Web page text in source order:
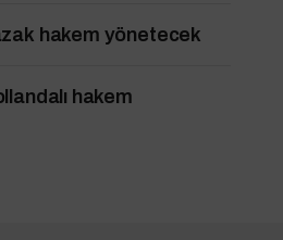
hakem yönetecek
hakem